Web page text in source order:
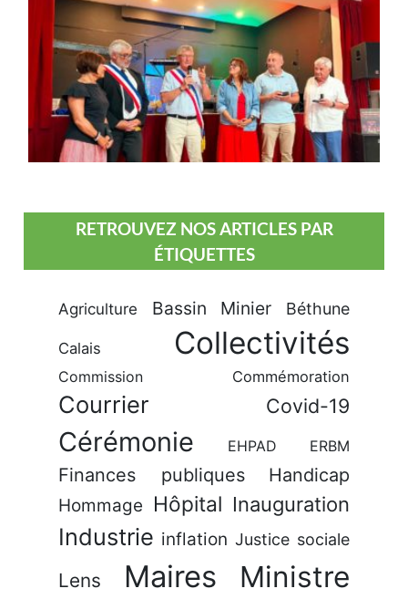
RETROUVEZ NOS ARTICLES PAR
ÉTIQUETTES
Agriculture Bassin Minier Béthune
Calais Collectivités
Commission Commémoration
Courrier Covid-19
Cérémonie EHPAD ERBM
Finances publiques Handicap
Hommage Hôpital Inauguration
Industrie inflation Justice sociale
Lens Maires Ministre